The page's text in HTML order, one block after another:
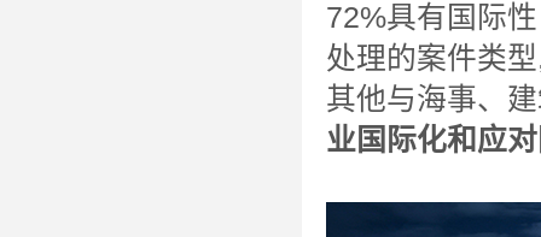
72%具有国际
处理的案件类
其他与海事、
业国际化和应